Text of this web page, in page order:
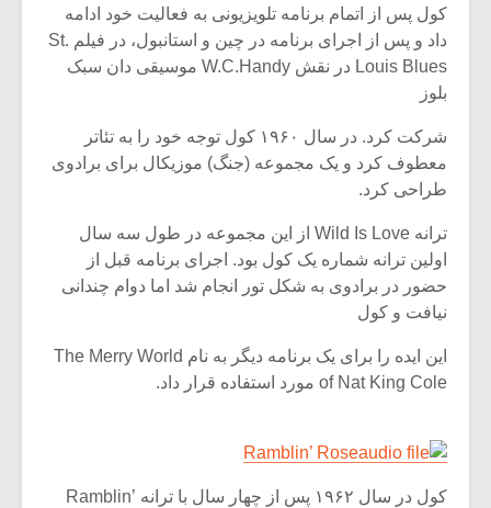
کول پس از اتمام برنامه تلویزیونی به فعالیت خود ادامه
داد و پس از اجرای برنامه در چین و استانبول، در فیلم St.
Louis Blues در نقش W.C.Handy موسیقی دان سبک
بلوز
شرکت کرد. در سال ۱۹۶۰ کول توجه خود را به تئاتر
معطوف کرد و یک مجموعه (جنگ) موزیکال برای برادوی
طراحی کرد.
ترانه Wild Is Love از این مجموعه در طول سه سال
اولین ترانه شماره یک کول بود. اجرای برنامه قبل از
حضور در برادوی به شکل تور انجام شد اما دوام چندانی
نیافت و کول
این ایده را برای یک برنامه دیگر به نام The Merry World
of Nat King Cole مورد استفاده قرار داد.
Ramblin’ Rose
کول در سال ۱۹۶۲ پس از چهار سال با ترانه Ramblin’
شیش و نیم»